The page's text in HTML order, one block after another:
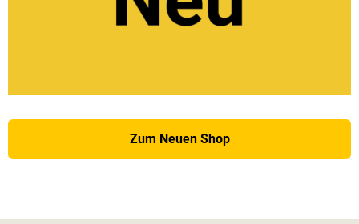
Zum Neuen Shop